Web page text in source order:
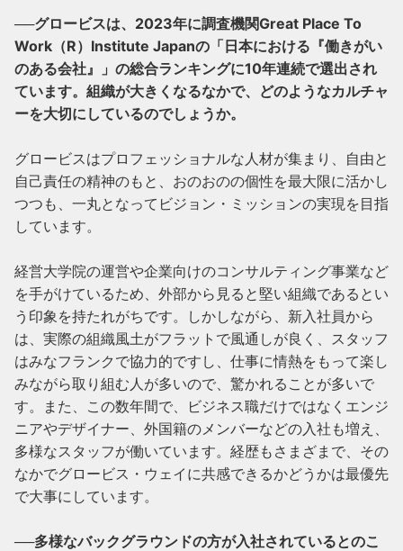
──グロービスは、2023年に調査機関Great Place To
Work（R）Institute Japanの「日本における『働きがい
のある会社』」の総合ランキングに10年連続で選出され
ています。組織が大きくなるなかで、どのようなカルチャ
ーを大切にしているのでしょうか。
グロービスはプロフェッショナルな人材が集まり、自由と
自己責任の精神のもと、おのおのの個性を最大限に活かし
つつも、一丸となってビジョン・ミッションの実現を目指
しています。
経営大学院の運営や企業向けのコンサルティング事業など
を手がけているため、外部から見ると堅い組織であるとい
う印象を持たれがちです。しかしながら、新入社員から
は、実際の組織風土がフラットで風通しが良く、スタッフ
はみなフランクで協力的ですし、仕事に情熱をもって楽し
みながら取り組む人が多いので、驚かれることが多いで
す。また、この数年間で、ビジネス職だけではなくエンジ
ニアやデザイナー、外国籍のメンバーなどの入社も増え、
多様なスタッフが働いています。経歴もさまざまで、その
なかでグロービス・ウェイに共感できるかどうかは最優先
で大事にしています。
──多様なバックグラウンドの方が入社されているとのこ